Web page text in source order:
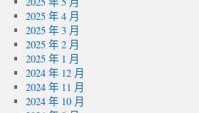
2025 年 4 月
2025 年 3 月
2025 年 2 月
2025 年 1 月
2024 年 12 月
2024 年 11 月
2024 年 10 月